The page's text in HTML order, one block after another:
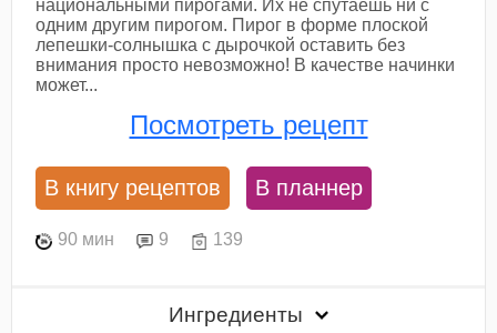
национальными пирогами. Их не спутаешь ни с
одним другим пирогом. Пирог в форме плоской
лепешки-солнышка с дырочкой оставить без
внимания просто невозможно! В качестве начинки
может...
Посмотреть рецепт
В книгу рецептов В планнер
90 мин 9 139
Ингредиенты